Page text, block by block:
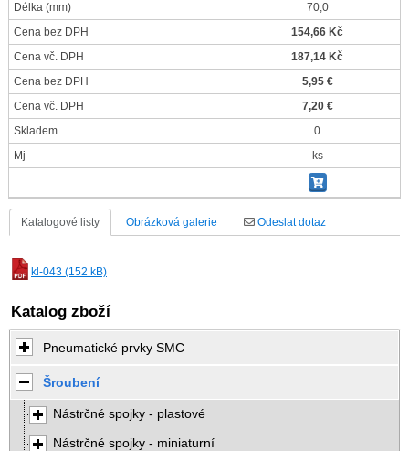
Délka (mm)
70,0
Cena bez DPH
154,66 Kč
Cena vč. DPH
187,14 Kč
Cena bez DPH
5,95 €
Cena vč. DPH
7,20 €
Skladem
0
Mj
ks
Katalogové listy Obrázková galerie Odeslat dotaz
kl-043 (152 kB)
Katalog zboží
Pneumatické prvky SMC
Šroubení
Nástrčné spojky - plastové
Nástrčné spojky - miniaturní